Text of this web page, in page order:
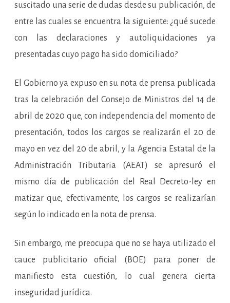
suscitado una serie de dudas desde su publicación, de
entre las cuales se encuentra la siguiente: ¿qué sucede
con las declaraciones y autoliquidaciones ya
presentadas cuyo pago ha sido domiciliado?
El Gobierno ya expuso en su nota de prensa publicada
tras la celebración del Consejo de Ministros del 14 de
abril de 2020 que, con independencia del momento de
presentación, todos los cargos se realizarán el 20 de
mayo en vez del 20 de abril, y la Agencia Estatal de la
Administración Tributaria (AEAT) se apresuró el
mismo día de publicación del Real Decreto-ley en
matizar que, efectivamente, los cargos se realizarían
según lo indicado en la nota de prensa.
Sin embargo, me preocupa que no se haya utilizado el
cauce publicitario oficial (BOE) para poner de
manifiesto esta cuestión, lo cual genera cierta
inseguridad jurídica.